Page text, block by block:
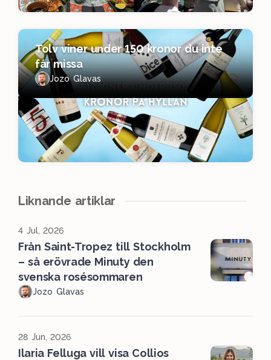
Tolv viner under 150 kronor du inte
får missa
Jozo Glavas
Liknande artiklar
4 Jul, 2026
Från Saint-Tropez till Stockholm
– så erövrade Minuty den
svenska rosésommaren
Jozo Glavas
28 Jun, 2026
Ilaria Felluga vill visa Collios